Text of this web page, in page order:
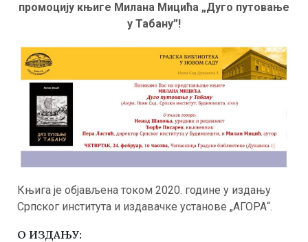
промоцију књиге Милана Мицића „Дуго путовање
у Табану”!
Књига је објављена током 2020. године у издању
Српског института и издавачке установе „АГОРА“.
О ИЗДАЊУ: